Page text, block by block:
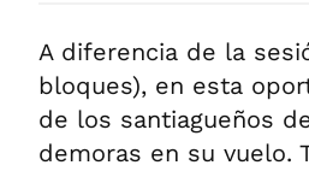
A diferencia de la
bloques), en esta
de los santiagueños
demoras en su vuelo.